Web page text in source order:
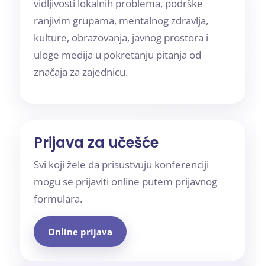
vidljivosti lokalnih problema, podrške
ranjivim grupama, mentalnog zdravlja,
kulture, obrazovanja, javnog prostora i
uloge medija u pokretanju pitanja od
značaja za zajednicu.
Prijava za učešće
Svi koji žele da prisustvuju konferenciji
mogu se prijaviti online putem prijavnog
formulara.
Online prijava